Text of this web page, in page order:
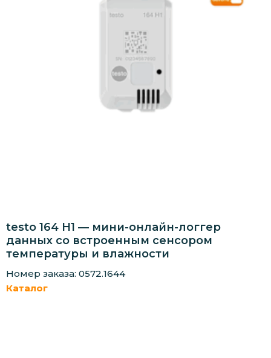
testo 164 H1 — мини-онлайн-логгер
данных со встроенным сенсором
температуры и влажности
Номер заказа: 0572.1644
Каталог